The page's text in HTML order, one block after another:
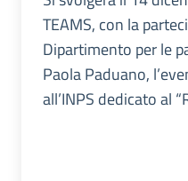
TEAMS, con la
Dipartimento per le
Paola Paduano,
all’INPS dedicato al